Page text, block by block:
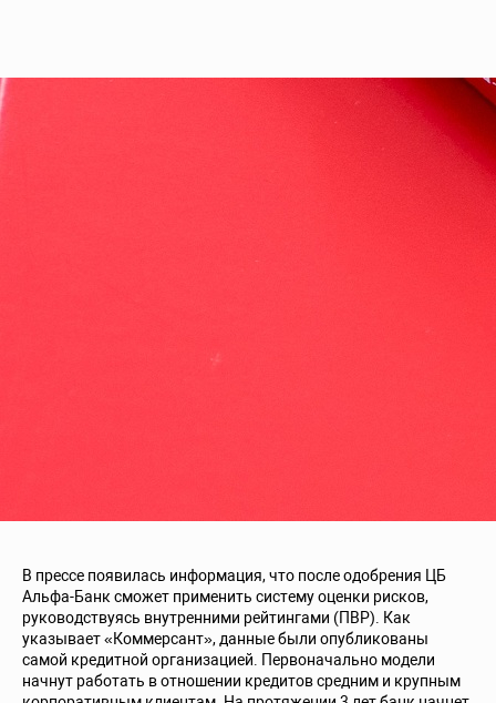
В прессе появилась информация, что после одобрения ЦБ
Альфа-Банк сможет применить систему оценки рисков,
руководствуясь внутренними рейтингами (ПВР). Как
указывает «Коммерсант», данные были опубликованы
самой кредитной организацией. Первоначально модели
начнут работать в отношении кредитов средним и крупным